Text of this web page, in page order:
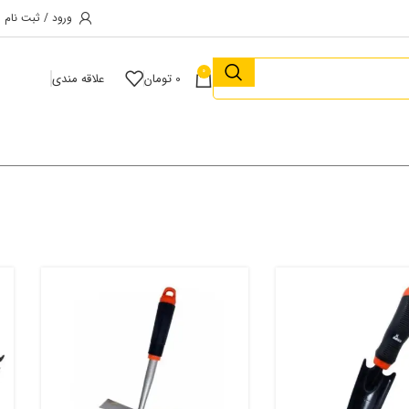
ورود / ثبت نام
0
0 تومان علاقه مندی